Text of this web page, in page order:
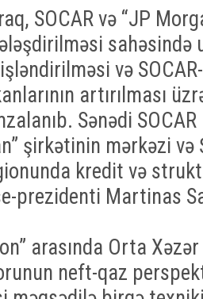
SOCAR və “JP
sahəsində
və
artırılması
Sənədi
şirkətinin mərkəzi və
kredit və
prezidenti Martinas
arasında Orta
neft-qaz